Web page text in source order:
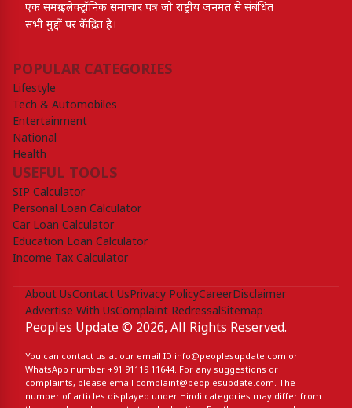
एक समग्र इलेक्ट्रॉनिक समाचार पत्र जो राष्ट्रीय जनमत से संबंधित
सभी मुद्दों पर केंद्रित है।
POPULAR CATEGORIES
Lifestyle
Tech & Automobiles
Entertainment
National
Health
USEFUL TOOLS
SIP Calculator
Personal Loan Calculator
Car Loan Calculator
Education Loan Calculator
Income Tax Calculator
About UsContact UsPrivacy PolicyCareerDisclaimer
Advertise With UsComplaint RedressalSitemap
Peoples Update © 2026, All Rights Reserved.
You can contact us at our email ID info@peoplesupdate.com or
WhatsApp number +91 91119 11644. For any suggestions or
complaints, please email complaint@peoplesupdate.com. The
number of articles displayed under Hindi categories may differ from